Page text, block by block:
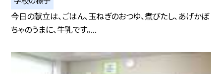
今日の献立は、ごはん、玉ねぎのおつゆ、煮びたし、あげかぼ
ちゃのうまに、牛乳です。...